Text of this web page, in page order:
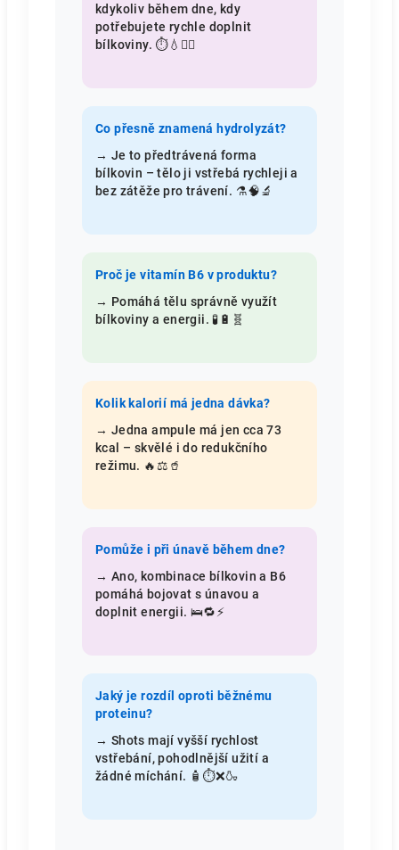
kdykoliv během dne, kdy
potřebujete rychle doplnit
bílkoviny. ⏱️💧🏋️‍♀️
Co přesně znamená hydrolyzát?
→ Je to předtrávená forma
bílkovin – tělo ji vstřebá rychleji a
bez zátěže pro trávení. ⚗️🧠🔬
Proč je vitamín B6 v produktu?
→ Pomáhá tělu správně využít
bílkoviny a energii. 🧪🔋🧬
Kolik kalorií má jedna dávka?
→ Jedna ampule má jen cca 73
kcal – skvělé i do redukčního
režimu. 🔥⚖️🥤
Pomůže i při únavě během dne?
→ Ano, kombinace bílkovin a B6
pomáhá bojovat s únavou a
doplnit energii. 🛌🔁⚡
Jaký je rozdíl oproti běžnému
proteinu?
→ Shots mají vyšší rychlost
vstřebání, pohodlnější užití a
žádné míchání. 🧴⏱️❌🍶